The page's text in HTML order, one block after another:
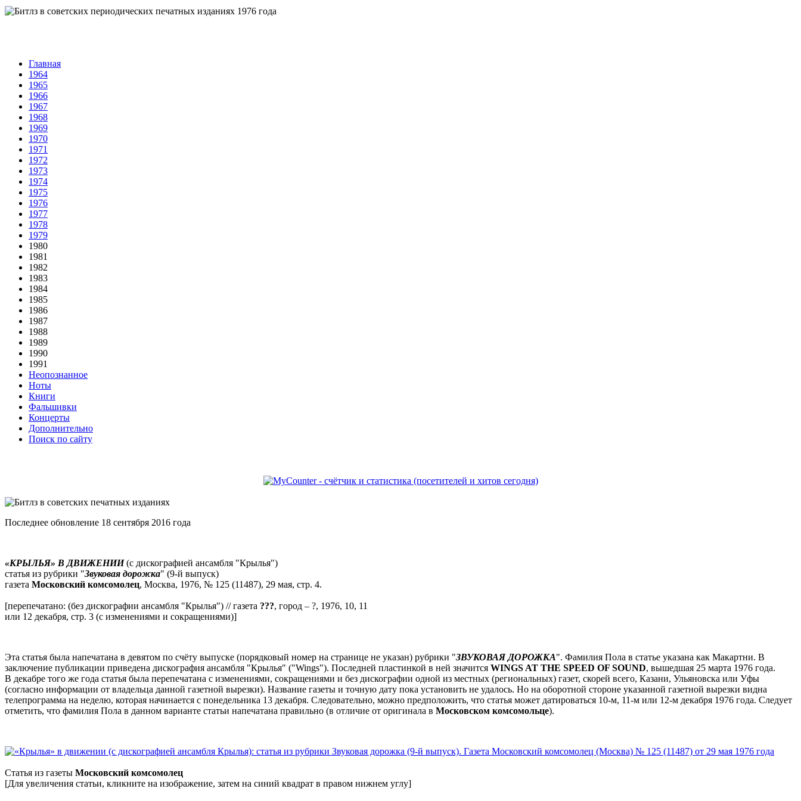
Главная
1964
1965
1966
1967
1968
1969
1970
1971
1972
1973
1974
1975
1976
1977
1978
1979
1980
1981
1982
1983
1984
1985
1986
1987
1988
1989
1990
1991
Неопознанное
Ноты
Книги
Фальшивки
Концерты
Дополнительно
Поиск по сайту
Последнее обновление 18 сентября 2016 года
«КРЫЛЬЯ» В ДВИЖЕНИИ(с дискографией ансамбля "Крылья")
статья из рубрики "Звуковая дорожка" (9-й выпуск)
газета Московский комсомолец, Москва, 1976, № 125 (11487), 29 мая, стр. 4.
[перепечатано: (без дискографии ансамбля "Крылья") // газета ???, город – ?, 1976, 10, 11
или 12 декабря, стр. 3 (с изменениями и сокращениями)]
Эта статья была напечатана в девятом по счёту выпуске (порядковый номер на странице не указан) рубрики "ЗВУКОВАЯ ДОРОЖКА". Фамилия Пола в статье указана как Макартни. В
заключение публикации приведена дискография ансамбля "Крылья" ("Wings"). Последней пластинкой в ней значится WINGS AT THE SPEED OF SOUND, вышедшая 25 марта 1976 года.
В декабре того же года статья была перепечатана с изменениями, сокращениями и без дискографии одной из местных (региональных) газет, скорей всего, Казани, Ульяновска или Уфы
(согласно информации от владельца данной газетной вырезки). Название газеты и точную дату пока установить не удалось. Но на оборотной стороне указанной газетной вырезки видна
телепрограмма на неделю, которая начинается с понедельника 13 декабря. Следовательно, можно предположить, что статья может датироваться 10-м, 11-м или 12-м декабря 1976 года. Следует
отметить, что фамилия Пола в данном варианте статьи напечатана правильно (в отличие от оригинала в Московском комсомольце).
Статья из газеты Московский комсомолец
[Для увеличения статьи, кликните на изображение, затем на синий квадрат в правом нижнем углу]